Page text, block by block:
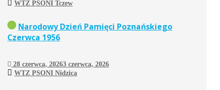
WTZ PSONI Tczew
Narodowy Dzień Pamięci Poznańskiego
Czerwca 1956
28 czerwca, 20263 czerwca, 2026
WTZ PSONI Nidzica